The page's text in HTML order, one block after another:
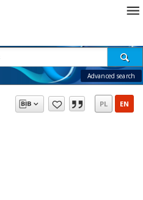
Advanced search
PL EN